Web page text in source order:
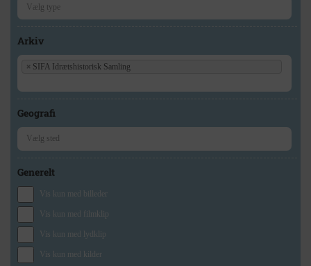
Arkiv
× SIFA Idrætshistorisk Samling
Geografi
Generelt
Vis kun med billeder
Vis kun med filmklip
Vis kun med lydklip
Vis kun med kilder